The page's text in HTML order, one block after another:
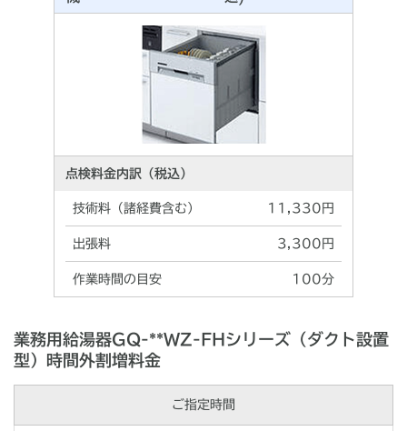
点検料金内訳（税込）
技術料（諸経費含む） 11,330円
出張料 3,300円
作業時間の目安 100分
業務用給湯器GQ-**WZ-FHシリーズ（ダクト設置
型）時間外割増料金
ご指定時間